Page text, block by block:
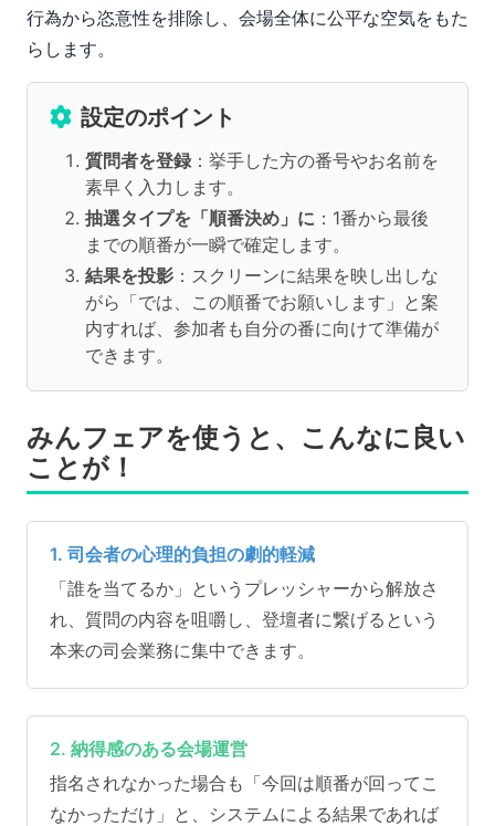
行為から恣意性を排除し、会場全体に公平な空気をもた
らします。
設定のポイント
質問者を登録 ：挙手した方の番号やお名前を
素早く入力します。
抽選タイプを「順番決め」に ：1番から最後
までの順番が一瞬で確定します。
結果を投影 ：スクリーンに結果を映し出しな
がら「では、この順番でお願いします」と案
内すれば、参加者も自分の番に向けて準備が
できます。
みんフェアを使うと、こんなに良い
ことが！
1. 司会者の心理的負担の劇的軽減
「誰を当てるか」というプレッシャーから解放さ
れ、質問の内容を咀嚼し、登壇者に繋げるという
本来の司会業務に集中できます。
2. 納得感のある会場運営
指名されなかった場合も「今回は順番が回ってこ
なかっただけ」と、システムによる結果であれば